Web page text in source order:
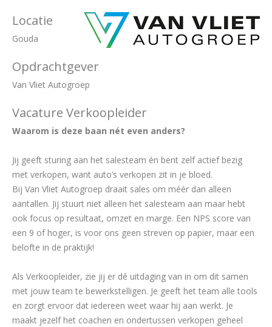
Locatie
Gouda
Opdrachtgever
Van Vliet Autogroep
Vacature Verkoopleider
Waarom is deze baan nét even anders?
Jij geeft sturing aan het salesteam én bent zelf actief bezig
met verkopen, want auto’s verkopen zit in je bloed.
Bij Van Vliet Autogroep draait sales om méér dan alleen
aantallen. Jij stuurt niet alleen het salesteam aan maar hebt
ook focus op resultaat, omzet en marge. Een NPS score van
een 9 of hoger, is voor ons geen streven op papier, maar een
belofte in de praktijk!
Als Verkoopleider, zie jij er dé uitdaging van in om dit samen
met jouw team te bewerkstelligen. Je geeft het team alle tools
en zorgt ervoor dat iedereen weet waar hij aan werkt. Je
maakt jezelf het coachen en ondertussen verkopen geheel